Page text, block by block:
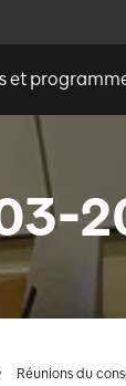
et
Réunions du